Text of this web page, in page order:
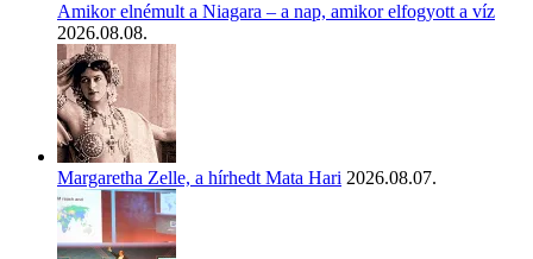
Amikor elnémult a Niagara – a nap, amikor elfogyott a víz
2026.08.08.
Margaretha Zelle, a hírhedt Mata Hari 2026.08.07.